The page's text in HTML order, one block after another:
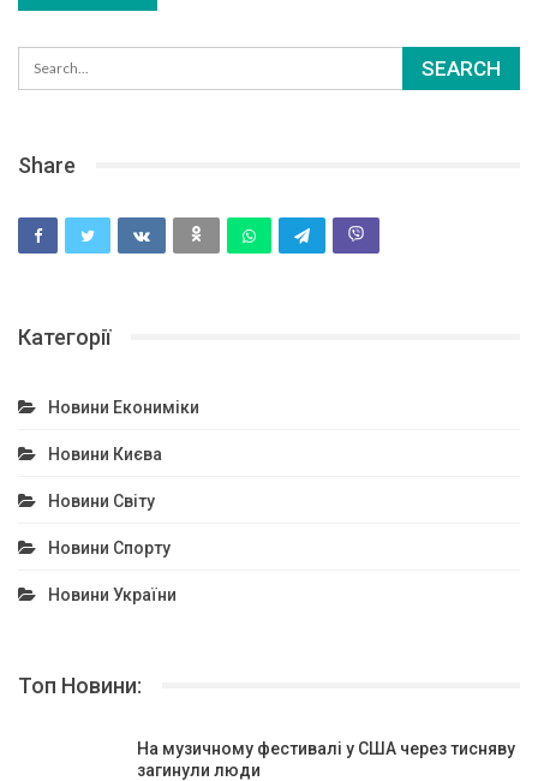
Share
Категорії
Новини Екониміки
Новини Києва
Новини Світу
Новини Спорту
Новини України
Топ Новини:
На музичному фестивалі у США через тисняву
загинули люди